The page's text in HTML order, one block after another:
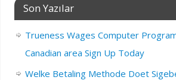
Son Yazılar
Trueness Wages Computer
Canadian area Sign Up Today
Welke Betaling Methode Doet